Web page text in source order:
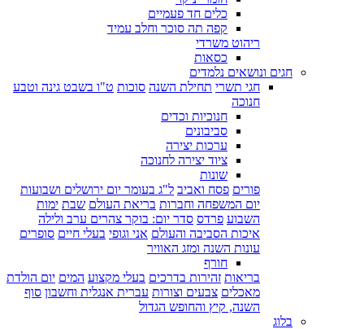
כלים חד פעמיים
קפה תה סוכר וחלב עמיד
ריהוט משרדי
כסאות
חגים ונושאים נלמדים
חגי תשרי תחילת השנה סוכות ט"ו בשבט גינה וטבע
חנוכה
חנוכיות וכדים
סביבונים
ערכות יצירה
ציוד יצירה לחנוכה
שונות
פורים פסח ואביב ל"ג בעומר יום ירושלים ושבועות
יום המשפחה וחברות בריאת העולם שבת ימות
השבוע פרדס סדר יום: בוקר צהרים ערב ולילה
איכות הסביבה והעולם אני וגופי בעלי חיים סופרים
עונות השנה ומזג האוויר
חורף
בריאות זהירות בדרכים בעלי מקצוע המים יום הולדת
מאכלים צבעים וצורות עברית אנגלית וחשבון סוף
השנה, קיץ והחופש הגדול
בלוג